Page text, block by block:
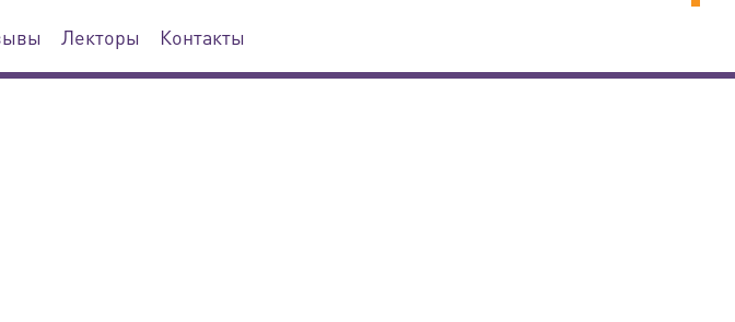
Лекторы Контакты